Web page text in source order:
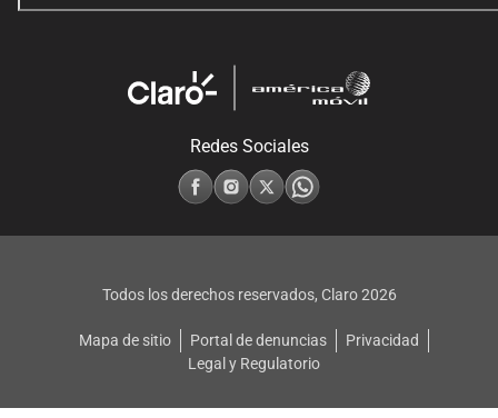
Redes Sociales
Todos los derechos reservados, Claro 2026
Mapa de sitio Portal de denuncias
Privacidad
Legal y Regulatorio